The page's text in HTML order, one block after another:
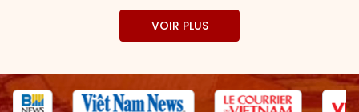
VOIR PLUS